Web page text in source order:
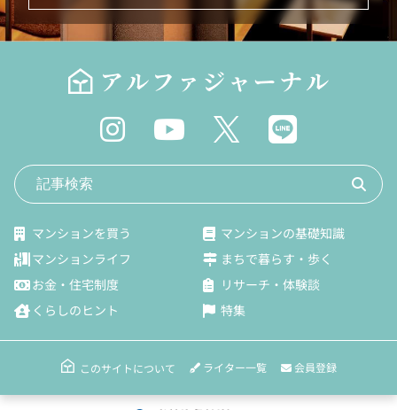
マンションを買う
マンションの基礎知識
マンションライフ
まちで暮らす・歩く
お金・住宅制度
リサーチ・体験談
くらしのヒント
特集
このサイトについて ライター一覧 会員登録